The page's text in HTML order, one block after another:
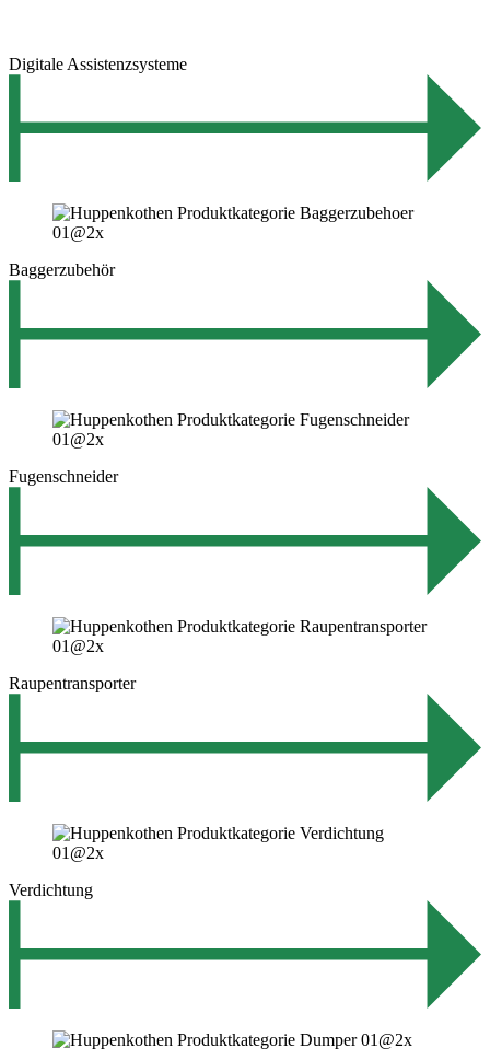
Digitale Assistenzsysteme
Baggerzubehör
Fugenschneider
Raupentransporter
Verdichtung